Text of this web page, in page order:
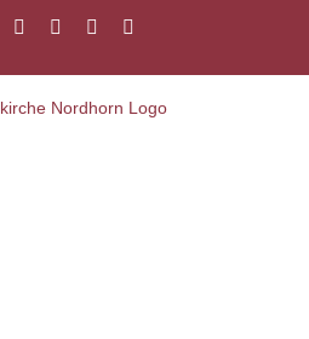
YouTube
Spotify